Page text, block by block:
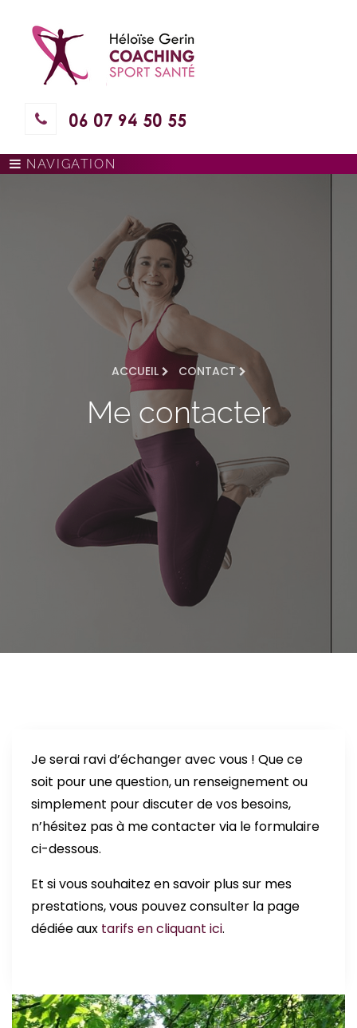
06 07 94 50 55
NAVIGATION
ACCUEIL CONTACT
Me contacter
Je serai ravi d’échanger avec vous ! Que ce
soit pour une question, un renseignement ou
simplement pour discuter de vos besoins,
n’hésitez pas à me contacter via le formulaire
ci-dessous.
Et si vous souhaitez en savoir plus sur mes
prestations, vous pouvez consulter la page
dédiée aux tarifs en cliquant ici.